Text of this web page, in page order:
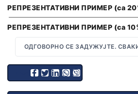
Трајни налог
Директно задужење
Мењачки послови
Издавање сефова
ПРЕГЛЕД УСЛУГА И НАКНАДА
ОПШТИ УСЛОВИ ПОСЛОВАЊА
РЕПРЕЗЕНТАТИВНИ ПРИМЕР (са
РЕПРЕЗЕНТАТИВНИ ПРИМЕР (са
ОДГОВОРНО СЕ ЗАДУЖУЈТЕ.